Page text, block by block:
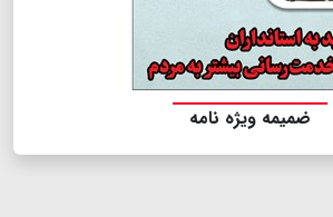
ضمیمه ویژه نامه